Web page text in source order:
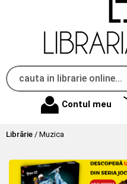
Contul meu
Librărie / Muzica